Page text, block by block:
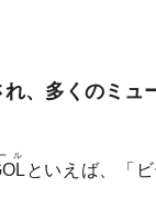
、多くのミュ
ル
といえば、「